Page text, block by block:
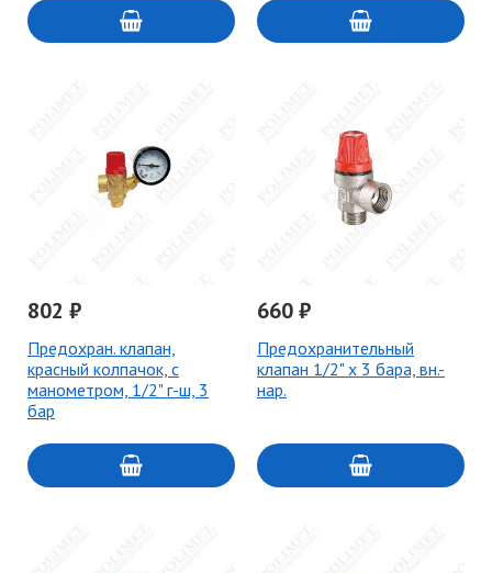
802 ₽
Предохран. клапан,
красный колпачок, с
манометром, 1/2" г-ш, 3
бар
660 ₽
Предохранительный
клапан 1/2" x 3 бара, вн.-
нар.